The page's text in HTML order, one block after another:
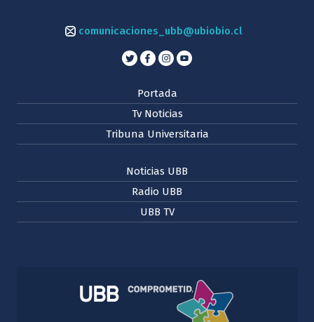
comunicaciones_ubb@ubiobio.cl
Portada
Tv Noticias
Tribuna Universitaria
Noticias UBB
Radio UBB
UBB TV